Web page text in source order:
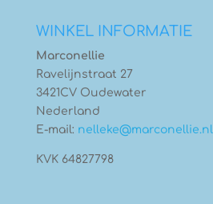
WINKEL INFORMATIE
Marconellie
Ravelijnstraat 27
3421CV Oudewater
Nederland
E-mail: nelleke@marconellie.nl
KVK 64827798